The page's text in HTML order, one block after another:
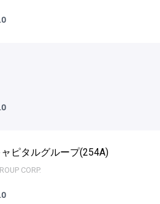
ピタルグループ(254A)
CORP.